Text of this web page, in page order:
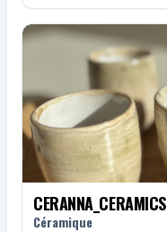
CERANNA_CERAMICS
Céramique